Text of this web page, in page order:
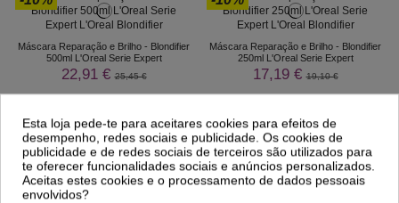
Máscara Reparação e Brilho - Blondifier
500ml L'Oreal Serie Expert
22,91 €25,45 €
Máscara Reparação e Brilho - Blondifier
250ml L'Oreal Serie Expert
17,19 €19,10 €
Esta loja pede-te para aceitares cookies para efeitos de
desempenho, redes sociais e publicidade. Os cookies de
publicidade e de redes sociais de terceiros são utilizados para
te oferecer funcionalidades sociais e anúncios personalizados.
Aceitas estes cookies e o processamento de dados pessoais
envolvidos?